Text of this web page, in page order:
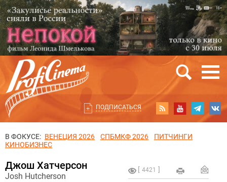
ПОДПИСАТЬСЯ
В ФОКУСЕ: ВЕНЕЦИЯ 2026 СПБМКФ 2026
ПИТЧИНГИ
КИНОБИЗНЕС
4421
Джош Хатчерсон
Josh Hutcherson